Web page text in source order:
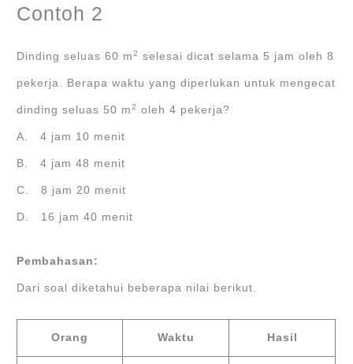
Contoh 2
Dinding seluas 60 m2 selesai dicat selama 5 jam oleh 8
pekerja. Berapa waktu yang diperlukan untuk mengecat
dinding seluas 50 m2 oleh 4 pekerja?
A. 4 jam 10 menit
B. 4 jam 48 menit
C. 8 jam 20 menit
D. 16 jam 40 menit
Pembahasan:
Dari soal diketahui beberapa nilai berikut.
Orang Waktu Hasil